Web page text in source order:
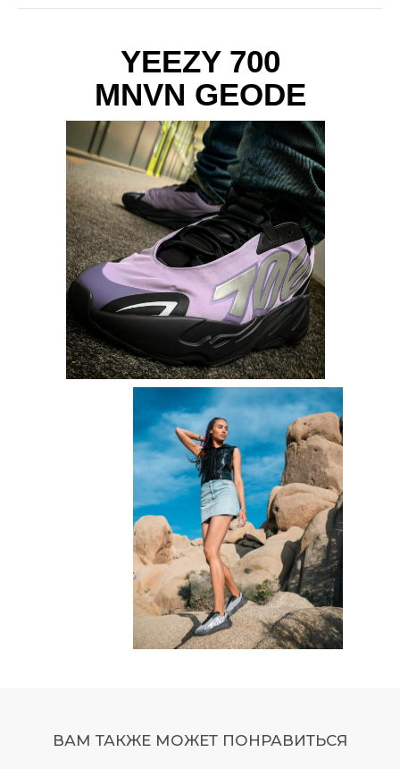
YEEZY 700
MNVN GEODE
ВАМ ТАКЖЕ МОЖЕТ ПОНРАВИТЬСЯ